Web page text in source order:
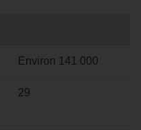
Environ 141 000
29